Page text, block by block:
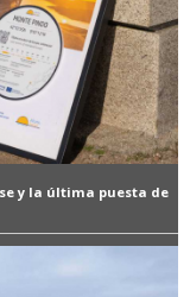
y la última puesta de